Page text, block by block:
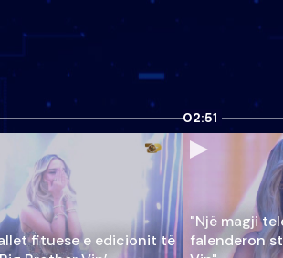
fituese e edicionit të
02:51
"Një magji
falenderon